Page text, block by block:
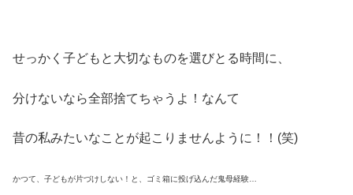
せっかく子どもと大切なものを選びとる時間に、
分けないなら全部捨てちゃうよ！なんて
昔の私みたいなことが起こりませんように！！(笑)
かつて、子どもが片づけしない！と、ゴミ箱に投げ込んだ鬼母経験…